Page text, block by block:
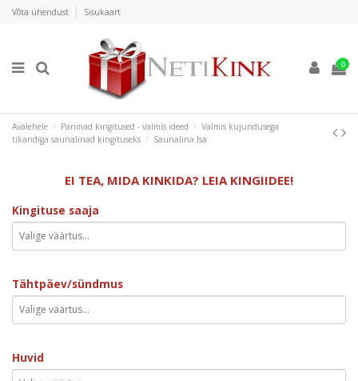
Võta ühendust Sisukaart
0
Avalehele Parimad kingitused - valmis ideed
Valmis kujundusega
tikandiga saunalinad kingituseks
Saunalina Isa
EI TEA, MIDA KINKIDA? LEIA KINGIIDEE!
Kingituse saaja
Tähtpäev/sündmus
Huvid